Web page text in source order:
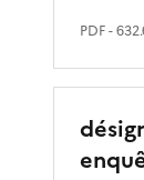
PDF-